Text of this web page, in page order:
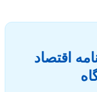
اقتصاد